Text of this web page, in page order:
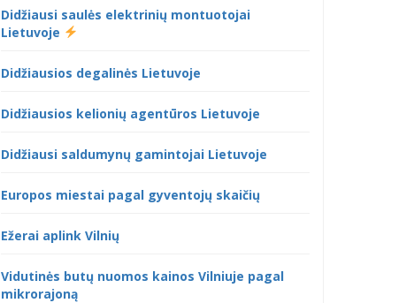
Didžiausi saulės elektrinių montuotojai
Lietuvoje
Didžiausios degalinės Lietuvoje
Didžiausios kelionių agentūros Lietuvoje
Didžiausi saldumynų gamintojai Lietuvoje
Europos miestai pagal gyventojų skaičių
Ežerai aplink Vilnių
Vidutinės butų nuomos kainos Vilniuje pagal
mikrorajoną